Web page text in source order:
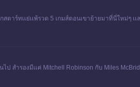
ตาร์ทเเย่เเพ้รวด 5 เกมส์ตอนเขาย้ายมาที่นี่ใหม่ๆ
ไป สํารองมีเเค่ Mitchell Robinson กับ Miles